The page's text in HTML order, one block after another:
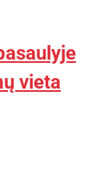
vieta